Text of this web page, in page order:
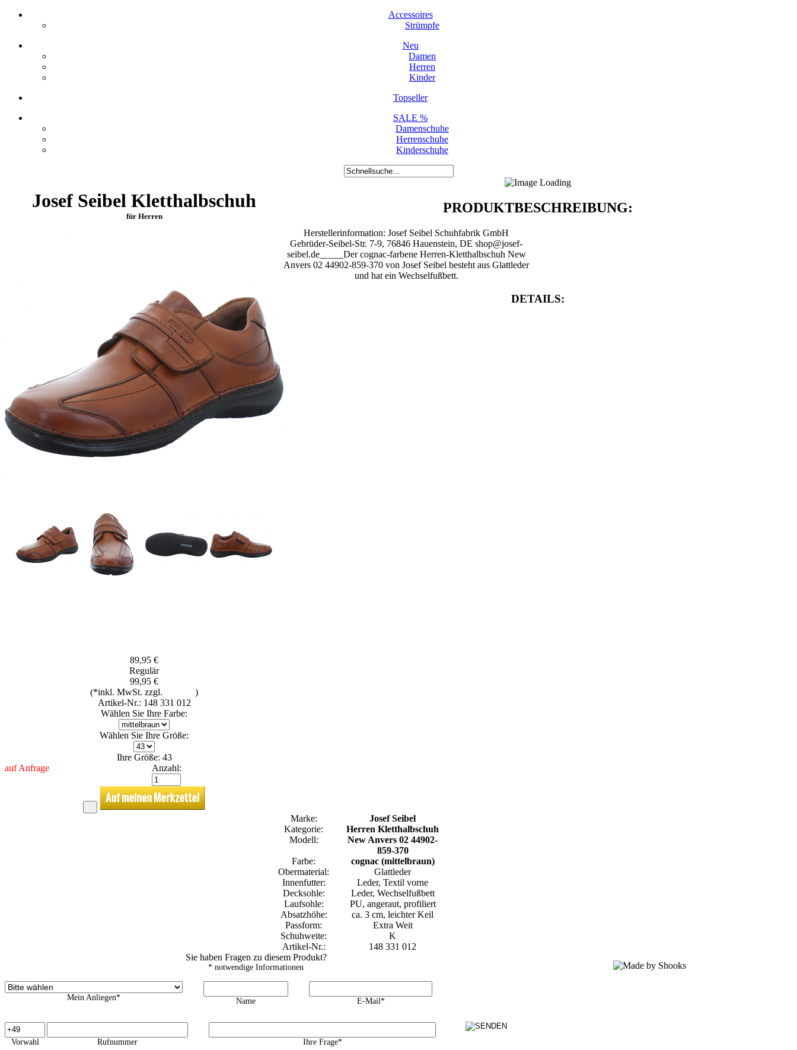
Accessoires
Strümpfe
Neu
Damen
Herren
Kinder
Topseller
SALE %
Damenschuhe
Herrenschuhe
Kinderschuhe
Josef Seibel Kletthalbschuh
für Herren
89,95 €
Regulär
99,95 €
(*inkl. MwSt. zzgl.
)
Artikel-Nr.: 148 331 012
Wählen Sie Ihre Farbe:
Wählen Sie Ihre Größe:
Ihre Größe: 43
auf Anfrage
Anzahl:
PRODUKTBESCHREIBUNG:
Herstellerinformation: Josef Seibel Schuhfabrik GmbH
Gebrüder-Seibel-Str. 7-9, 76846 Hauenstein, DE shop@josef-
seibel.de_____Der cognac-farbene Herren-Kletthalbschuh New
Anvers 02 44902-859-370 von Josef Seibel besteht aus Glattleder
und hat ein Wechselfußbett.
DETAILS:
Marke:
Josef Seibel
Kategorie:
Herren Kletthalbschuh
Modell:
New Anvers 02 44902-
859-370
Farbe:
cognac (mittelbraun)
Obermaterial:
Glattleder
Innenfutter:
Leder, Textil vorne
Decksohle:
Leder, Wechselfußbett
Laufsohle:
PU, angeraut, profiliert
Absatzhöhe:
ca. 3 cm, leichter Keil
Passform:
Extra Weit
Schuhweite:
K
Artikel-Nr.:
148 331 012
Sie haben Fragen zu diesem Produkt?
* notwendige Informationen
Mein Anliegen* Name E-Mail*
Vorwahl Rufnummer Ihre Frage*